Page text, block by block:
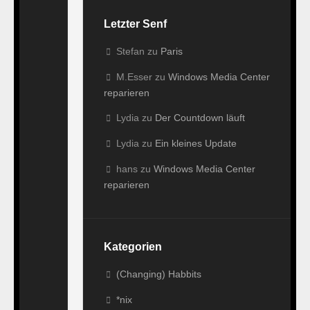
Computer"
20
"studiert
in
Oberösterreich"
schon
abgeschlossen,
ja
nie
aus)
Letzter Senf
Stefan zu Paris
M.Esser zu Windows Media Center
reparieren
Lydia zu Der Countdown läuft
Lydia zu Ein kleines Update
hans zu Windows Media Center
reparieren
Kategorien
(Changing) Habbits
*nix